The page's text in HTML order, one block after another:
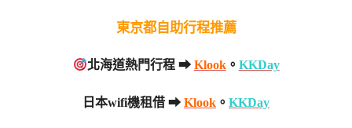
東京都自助行程推薦
北海道熱門行程 ➡ Klook。 KKDay
日本wifi機租借 ➡ Klook 。 KKDay